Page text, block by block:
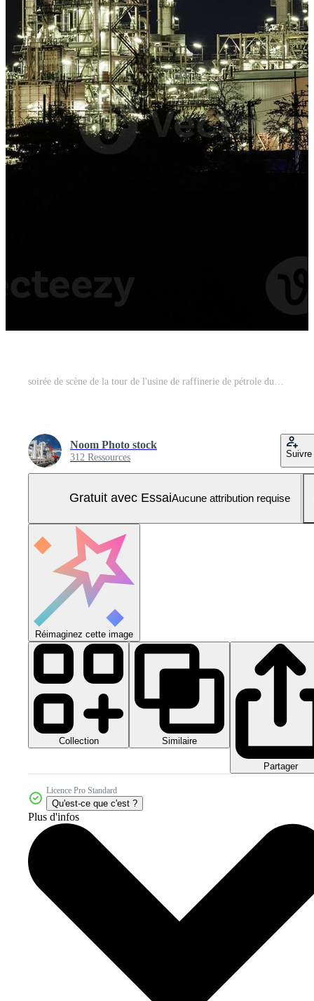
Noom Photo stock
312 Ressources Suivre
Gratuit avec EssaiAucune attribution requise
Réimaginez cette image
Collection Similaire
Partager
Licence Pro Standard
Qu'est-ce que c'est ?
Plus d'infos